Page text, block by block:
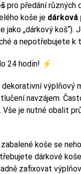
pro předání různých
koše je dárková
jako „dárkový
a nepotřebujete k
24 hodin! ⚡️
výplňový
navzájem.
. Vše je nutné obalit
koše se
dárkové
zafixovat